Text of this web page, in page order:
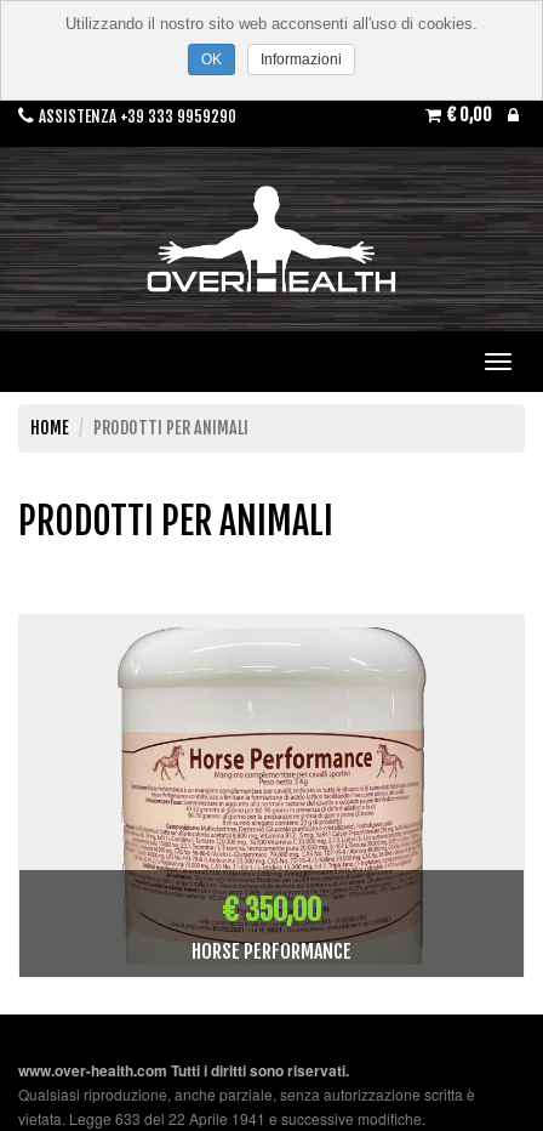
ASSISTENZA +39 333 9959290 € 0,00
HOME PRODOTTI PER ANIMALI
PRODOTTI PER ANIMALI
€ 350,00
HORSE PERFORMANCE
www.over-health.com Tutti i diritti sono riservati.
Qualsiasi riproduzione, anche parziale, senza autorizzazione scritta è
vietata. Legge 633 del 22 Aprile 1941 e successive modifiche.
Utilizzando il nostro sito web acconsenti all'uso di cookies.
Informazioni